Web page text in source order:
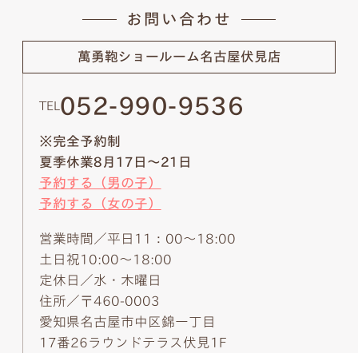
お問い合わせ
萬勇鞄ショールーム名古屋伏見店
TEL 052-990-9536
※完全予約制
夏季休業8月17日～21日
予約する（男の子）
予約する（女の子）
営業時間／平日11：00～18:00
土日祝10:00～18:00
定休日／水・木曜日
住所／〒460-0003
愛知県名古屋市中区錦一丁目
17番26ラウンドテラス伏見1F